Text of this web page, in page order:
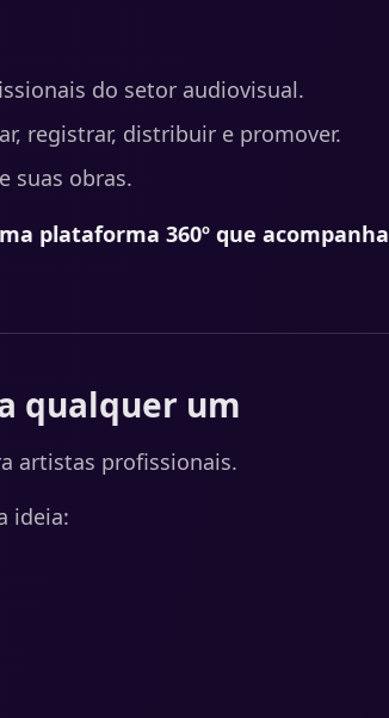
do setor audiovisual.
registrar, distribuir e promover.
suas obras.
plataforma 360º que acompanha
qualquer um
artistas profissionais.
ideia: